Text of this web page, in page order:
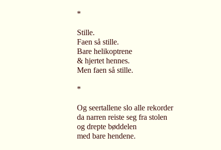
*
Stille.
Faen så stille.
Bare helikoptrene
& hjertet hennes.
Men faen så stille.
*
Og seertallene slo alle rekorder
da narren reiste seg fra stolen
og drepte bøddelen
med bare hendene.